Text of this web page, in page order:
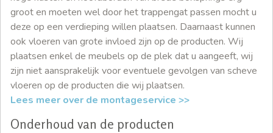
groot en moeten wel door het trappengat passen mocht u
deze op een verdieping willen plaatsen. Daarnaast kunnen
ook vloeren van grote invloed zijn op de producten. Wij
plaatsen enkel de meubels op de plek dat u aangeeft, wij
zijn niet aansprakelijk voor eventuele gevolgen van scheve
vloeren op de producten die wij plaatsen.
Lees meer over de montageservice >>
Onderhoud van de producten